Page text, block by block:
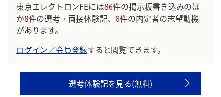
東京エレクトロンFEには86件の掲示板書き込みのほ
か8件の選考・面接体験記、 6件の内定者の志望動機
があります。
ログイン／会員登録すると閲覧できます。
選考体験記を見る(無料)